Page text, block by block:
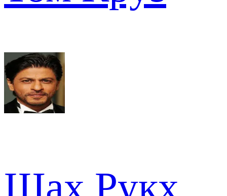
Шах Рукх